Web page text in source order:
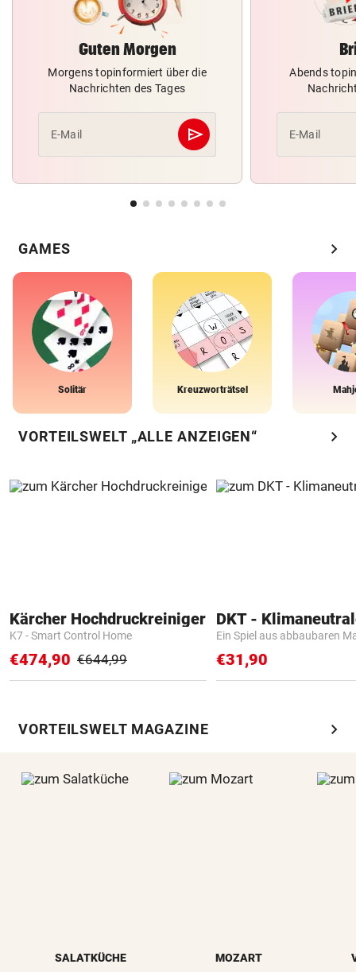
Guten Morgen
Morgens topinformiert über die
Nachrichten des Tages
E-Mail send
Abschicken
Abends
E-Mail
GAMES chevron_right
Solitär Kreuzworträtsel
VORTEILSWELT „ALLE ANZEIGEN“ chevron_right
Kärcher Hochdruckreiniger
K7 - Smart Control Home
€474,90 €644,99
Ein Spiel aus abbaubaren
€31,90
VORTEILSWELT MAGAZINE chevron_right
SALATKÜCHE MOZART